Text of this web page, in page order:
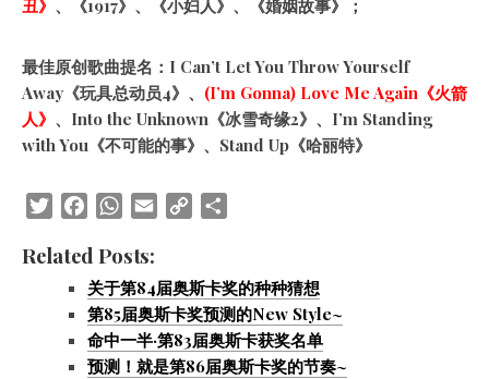
丑》 、《1917》、《小妇人》、《婚姻故事》；
最佳原创歌曲提名：I Can’t Let You Throw Yourself
Away《玩具总动员4》、 (I’m Gonna) Love Me Again《火箭
人》 、Into the Unknown《冰雪奇缘2》、I’m Standing
with You《不可能的事》、Stand Up《哈丽特》
TwitterFacebookWhatsApp
Email Copy
Related Posts:
关于第84届奥斯卡奖的种种猜想
第85届奥斯卡奖预测的New Style~
命中一半·第83届奥斯卡获奖名单
预测！就是第86届奥斯卡奖的节奏~